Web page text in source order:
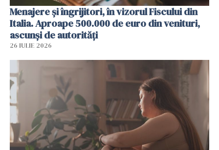
Menajere și îngrijitori, în vizorul Fiscului din
Italia. Aproape 500.000 de euro din venituri,
ascunși de autorități
26 IULIE 2026